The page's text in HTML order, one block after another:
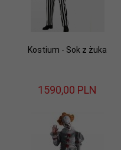
Kostium - Sok z żuka
1590,00 PLN